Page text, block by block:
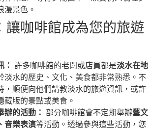
漫景色。
讓咖啡館成為您的旅遊
： 許多咖啡館的老闆或店員都是淡水在地
淡水的歷史、文化、美食都非常熟悉。不
，順便向他們請教淡水的旅遊資訊，或許
藏版的景點或美食。
辦的活動： 部分咖啡館會不定期舉辦藝文
音樂表演等活動。透過參與這些活動，您